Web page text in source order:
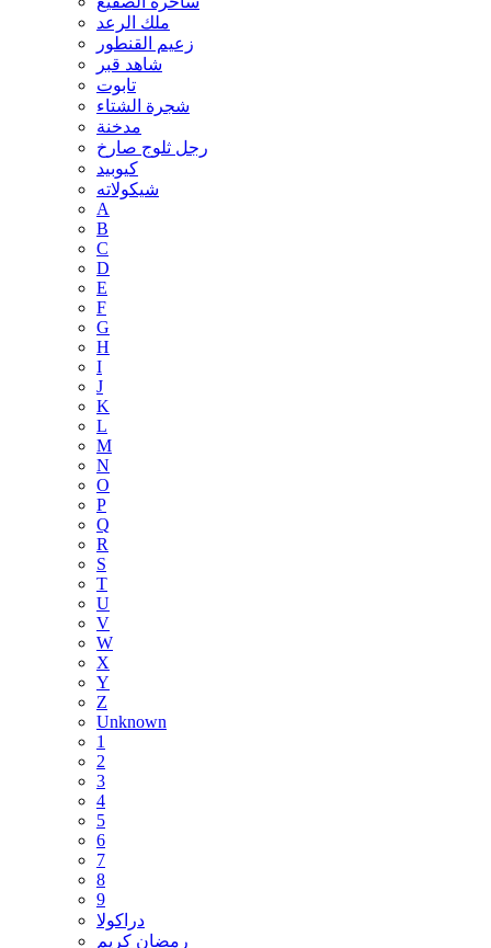
ملك الرعد
زعيم القنطور
شاهد قبر
تابوت
شجرة الشتاء
مدخنة
رجل ثلوج صارخ
كيوبيد
شيكولاته
A
B
C
D
E
F
G
H
I
J
K
L
M
N
O
P
Q
R
S
T
U
V
W
X
Y
Z
Unknown
1
2
3
4
5
6
7
8
9
دراكولا
رمضان كريم